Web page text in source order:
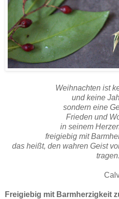
Weihnachten ist
und keine
sondern eine
Frieden und
in seinem
freigiebig mit
das heißt, den wahren Geist
tragen.
Freigiebig mit Barmherzigkeit